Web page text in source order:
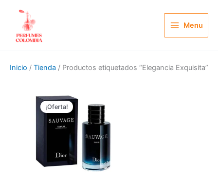
contenido
Menu
Inicio / Tienda / Productos etiquetados “Elegancia Exquisita”
¡Oferta!
precio
original
era:
$ 210.000.
precio
actual
es:
$ 99.900.